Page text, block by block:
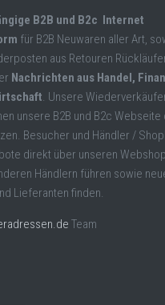
B2B und B2c Internet
für B2B Neuwaren aller Art,
aus Retouren
Nachrichten aus Handel,
. Unsere
unsere B2B und B2c Webseite
Besucher und Händler /
direkt über unseren
Händlern führen sowie
Lieferanten finden.
Team